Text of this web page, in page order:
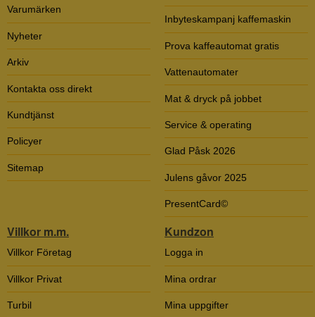
Varumärken
Nyheter
Arkiv
Kontakta oss direkt
Kundtjänst
Policyer
Sitemap
Inbyteskampanj kaffemaskin
Prova kaffeautomat gratis
Vattenautomater
Mat & dryck på jobbet
Service & operating
Glad Påsk 2026
Julens gåvor 2025
PresentCard©
Villkor m.m.
Villkor Företag
Villkor Privat
Turbil
Kundzon
Logga in
Mina ordrar
Mina uppgifter